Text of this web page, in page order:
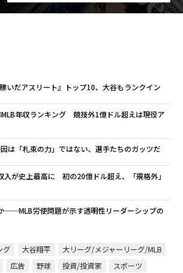
いだアスリート』トップ10、大谷もランクイン
年収ランキング 競技外1億ドル超えは現役ア
は「札束の力」ではない、選手たちのガッツだ
入が史上最高に 初の20億ドル超え、「規格外」
──MLB労使問題が示す透明性リーダーシップの
グ 大谷翔平
大リーグ/メジャーリーグ/MLB
広告 野球 投資/投資家
スポーツ